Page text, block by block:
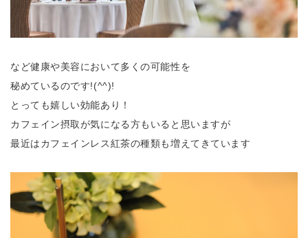
など健康や美容において多くの可能性を
秘めているのです!(^^)!
とっても嬉しい効能あり！
カフェイン摂取が気になる方もいると思いますが
最近はカフェインレス紅茶の種類も増えてきています